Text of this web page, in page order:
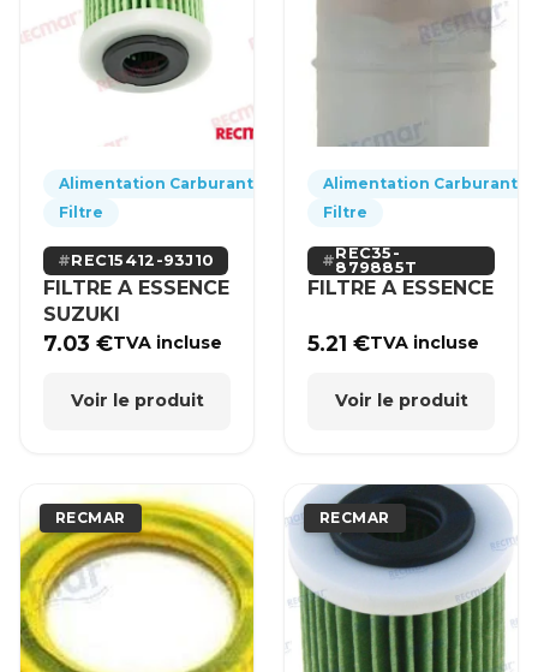
Alimentation Carburant
Filtre
REC15412-93J10
FILTRE A ESSENCE
SUZUKI
7.03€TVA incluse
Voir le produit
Alimentation Carburant
Filtre
REC35-
879885T
FILTRE A ESSENCE
5.21€TVA incluse
Voir le produit
RECMAR RECMAR